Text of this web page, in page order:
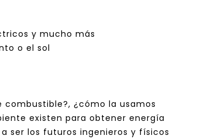
y mucho más
o el sol
¿cómo la usamos
existen para obtener energía
a ser los futuros ingenieros y físicos